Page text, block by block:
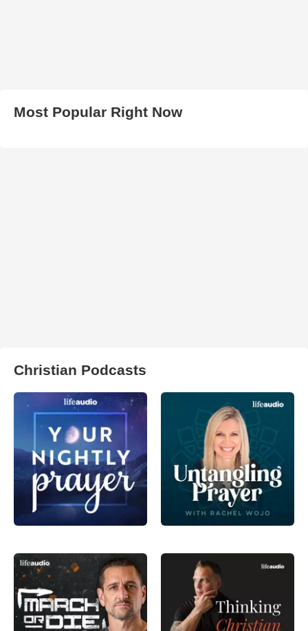
Most Popular Right Now
Christian Podcasts